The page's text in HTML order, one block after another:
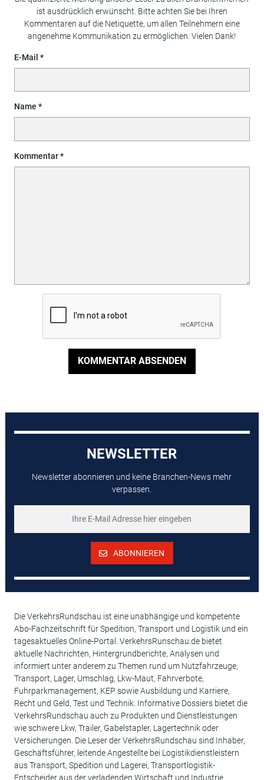
ist ausdrücklich erwünscht. Bitte achten Sie bei Ihren
Kommentaren auf die Netiquette, um allen Teilnehmern eine
angenehme Kommunikation zu ermöglichen. Vielen Dank!
E-Mail
Name
Kommentar
KOMMENTAR ABSENDEN
NEWSLETTER
Newsletter abonnieren und keine Branchen-News mehr
verpassen.
ABONNIEREN
Die VerkehrsRundschau ist eine unabhängige und kompetente
Abo-Fachzeitschrift für Spedition, Transport und Logistik und ein
tagesaktuelles Online-Portal. VerkehrsRunschau.de bietet
aktuelle Nachrichten, Hintergrundberichte, Analysen und
informiert unter anderem zu Themen rund um Nutzfahrzeuge,
Transport, Lager, Umschlag, Lkw-Maut, Fahrverbote,
Fuhrparkmanagement, KEP sowie Ausbildung und Karriere,
Recht und Geld, Test und Technik. Informative Dossiers bietet die
VerkehrsRundschau auch zu Produkten und Dienstleistungen
wie schwere Lkw, Trailer, Gabelstapler, Lagertechnik oder
Versicherungen. Die Leser der VerkehrsRundschau sind Inhaber,
Geschäftsführer, leitende Angestellte bei Logistikdienstleistern
aus Transport, Spedition und Lagerei, Transportlogistik-
Entscheider aus der verladenden Wirtschaft und Industrie.